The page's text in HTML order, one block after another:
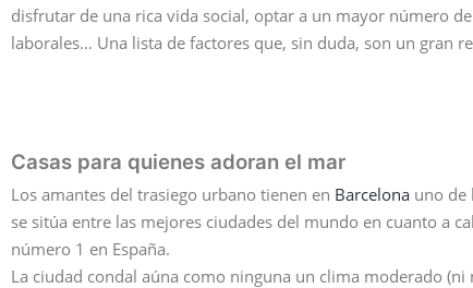
disfrutar de una rica vida social, optar a un mayor número
laborales… Una lista de factores que, sin duda, son un gran
Casas para quienes adoran el mar
Los amantes del trasiego urbano tienen en Barcelona uno de
se sitúa entre las mejores ciudades del mundo en cuanto a
número 1 en España.
La ciudad condal aúna como ninguna un clima moderado